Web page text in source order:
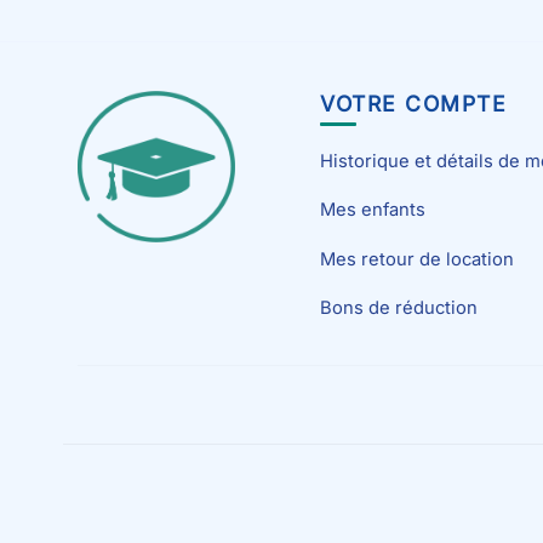
VOTRE COMPTE
Historique et détails de
Mes enfants
Mes retour de location
Bons de réduction